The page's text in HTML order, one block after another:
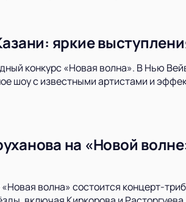
яркие
конкурс «Новая волна». В Нью
шоу с известными артистами и
на «Новой
волна» состоится концерт-